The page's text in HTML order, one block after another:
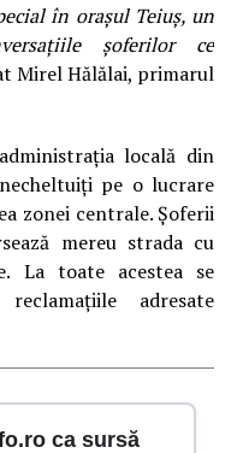
în orașul Teiuș, un
șoferilor ce
Mirel Hălălai, primarul
locală din
pe o lucrare
zonei centrale. Șoferii
mereu strada cu
La toate acestea se
adresate
ca sursă